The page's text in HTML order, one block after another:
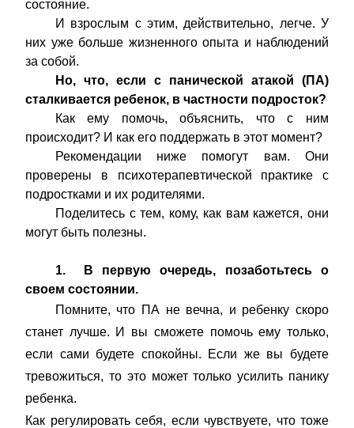
состояние.
И взрослым с этим, действительно, легче. У
них уже больше жизненного опыта и наблюдений
за собой.
Но, что, если с панической атакой (ПА)
сталкивается ребенок, в частности подросток?
Как ему помочь, объяснить, что с ним
происходит? И как его поддержать в этот момент?
Рекомендации ниже помогут вам. Они
проверены в психотерапевтической практике с
подростками и их родителями.
Поделитесь с тем, кому, как вам кажется, они
могут быть полезны.
1. В первую очередь, позаботьтесь о
своем состоянии.
Помните, что ПА не вечна, и ребенку скоро
станет лучше. И вы сможете помочь ему только,
если сами будете спокойны. Если же вы будете
тревожиться, то это может только усилить панику
ребенка.
Как регулировать себя, если чувствуете, что тоже